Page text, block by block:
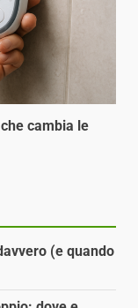
cambia le
(e quando